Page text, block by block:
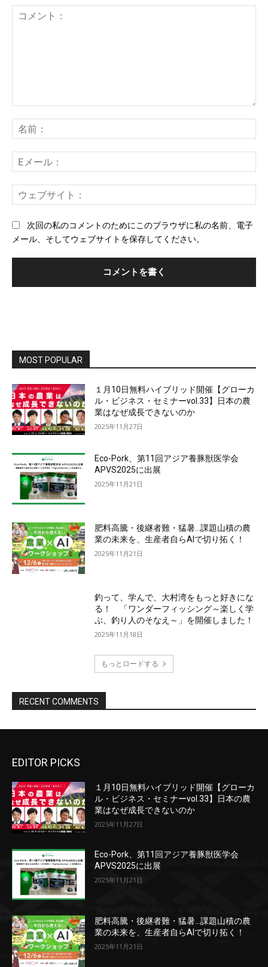
EDITOR PICKS
１月10日無料ハイブリッド開催【グローカ
ル・ビジネス・セミナーvol.33】日本の農
業はなぜ成長できないのか
2025年11月27日
Eco-Pork、第11回アジア養豚獣医学会
APVS2025に出展
2025年11月21日
肥料高騰・後継者難・猛暑…課題山積の農
業の未来を、生産者自らAIで切り拓く！
2025年11月21日